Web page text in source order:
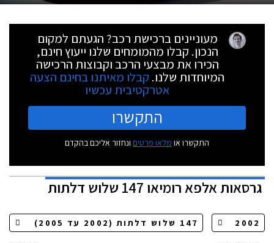
מעוניינים ברכישת רכב? הגעתם למקום
הנכון. קבלו מהמומחים שלנו ייעוץ חינם,
הכירו את מבצעי הרכב וקבוצות הרכישה
המיוחדות שלנו. קבלו מאיתנו בחינם הצעה
אטרקטיבית עכשיו
התקשרו
התקשרו או מלאו פרטים ונחזור אליכם בהקדם
גרסאותאלפא רומיאו 147 שלוש דלתות